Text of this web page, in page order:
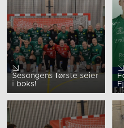
Sesongens første seier
i boks!